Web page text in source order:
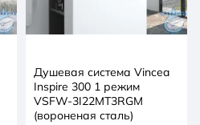
Душевая система Vincea
Inspire 300 1 режим
VSFW-3I22MT3RGM
(вороненая сталь)